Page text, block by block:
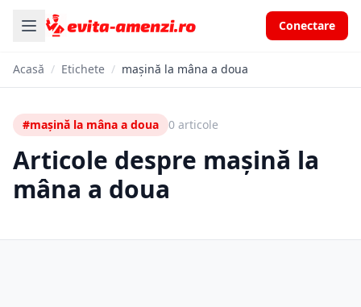
Conectare
Acasă / Etichete / mașină la mâna a doua
#mașină la mâna a doua 0 articole
Articole despre mașină la
mâna a doua